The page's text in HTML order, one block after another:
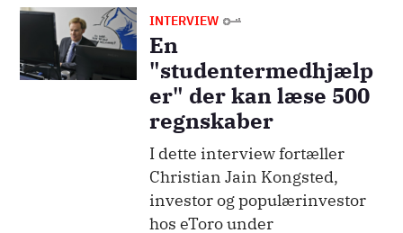
Billede INTERVIEW
En
"studentermedhjælp
er" der kan læse 500
regnskaber
I dette interview fortæller
Christian Jain Kongsted,
investor og populærinvestor
hos eToro under